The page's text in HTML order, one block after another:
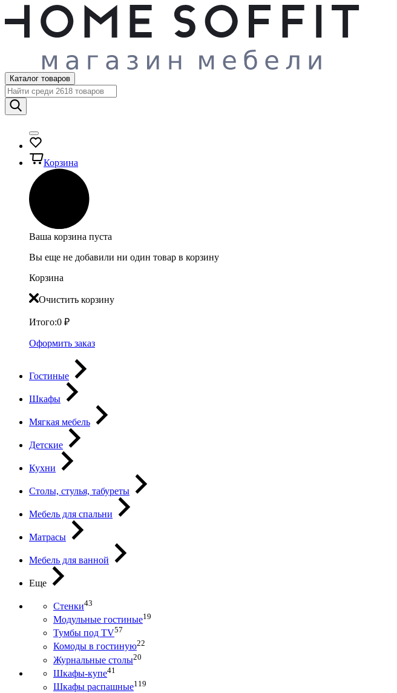
Каталог товаров
Корзина
Ваша корзина пуста
Вы еще не добавили ни один товар в корзину
Корзина
Очистить корзину
Итого:0 ₽
Оформить заказ
Гостиные
Шкафы
Мягкая мебель
Детские
Кухни
Столы, стулья, табуреты
Мебель для спальни
Матрасы
Мебель для ванной
Еще
Стенки43
Модульные гостиные19
Тумбы под ТV57
Комоды в гостиную22
Журнальные столы20
Шкафы-купе41
Шкафы распашные119